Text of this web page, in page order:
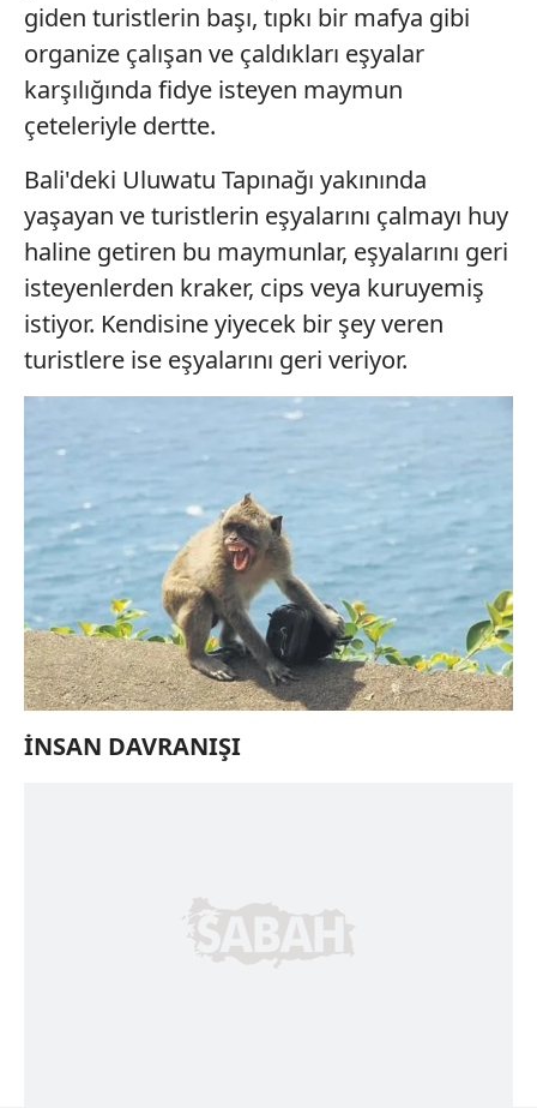
giden turistlerin başı, tıpkı bir mafya gibi
organize çalışan ve çaldıkları eşyalar
karşılığında fidye isteyen maymun
çeteleriyle dertte.
Bali'deki Uluwatu Tapınağı yakınında
yaşayan ve turistlerin eşyalarını çalmayı huy
haline getiren bu maymunlar, eşyalarını geri
isteyenlerden kraker, cips veya kuruyemiş
istiyor. Kendisine yiyecek bir şey veren
turistlere ise eşyalarını geri veriyor.
İNSAN DAVRANIŞI